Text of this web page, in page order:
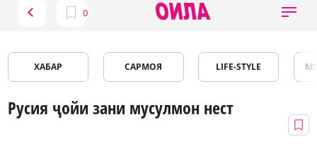
ХАБАР САРМОЯ LIFE-STYLE
Русия ҷойи зани мусулмон нест